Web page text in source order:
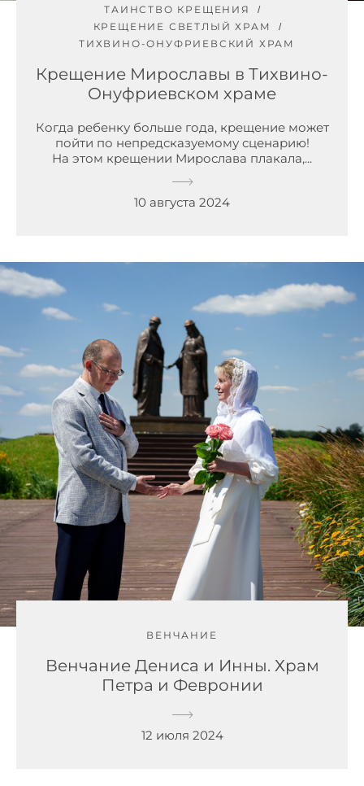
ТАИНСТВО КРЕЩЕНИЯ
КРЕЩЕНИЕ СВЕТЛЫЙ ХРАМ
ТИХВИНО-ОНУФРИЕВСКИЙ ХРАМ
Крещение Мирославы в Тихвино-
Онуфриевском храме
Когда ребенку больше года, крещение может
пойти по непредсказуемому сценарию!
На этом крещении Мирослава плакала,...
10 августа 2024
ВЕНЧАНИЕ
Венчание Дениса и Инны. Храм
Петра и Февронии
12 июля 2024